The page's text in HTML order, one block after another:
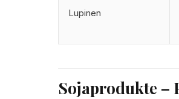
Lupinen
Sojaprodukte –